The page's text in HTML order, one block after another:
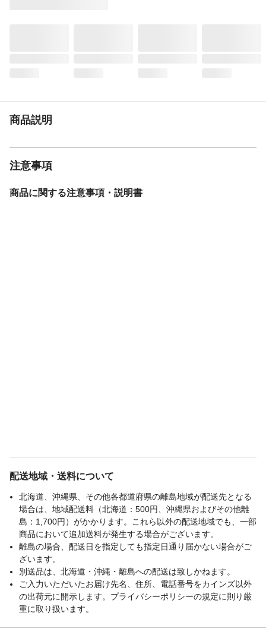
商品説明
注意事項
商品に関する注意事項・説明書
配送地域・送料について
北海道、沖縄県、その他各都道府県の離島地域が配送先となる
場合は、地域配送料（北海道：500円、沖縄県およびその他離
島：1,700円）がかかります。これら以外の配送地域でも、一部
商品において追加送料が発生する場合がございます。
離島の場合、配送日を指定しても指定日通り届かない場合がご
ざいます。
別送品は、北海道・沖縄・離島への配送は致しかねます。
ご入力いただいたお届け先名、住所、電話番号をカインズ以外
の出荷元に開示します。プライバシーポリシーの規定に則り厳
重に取り扱います。